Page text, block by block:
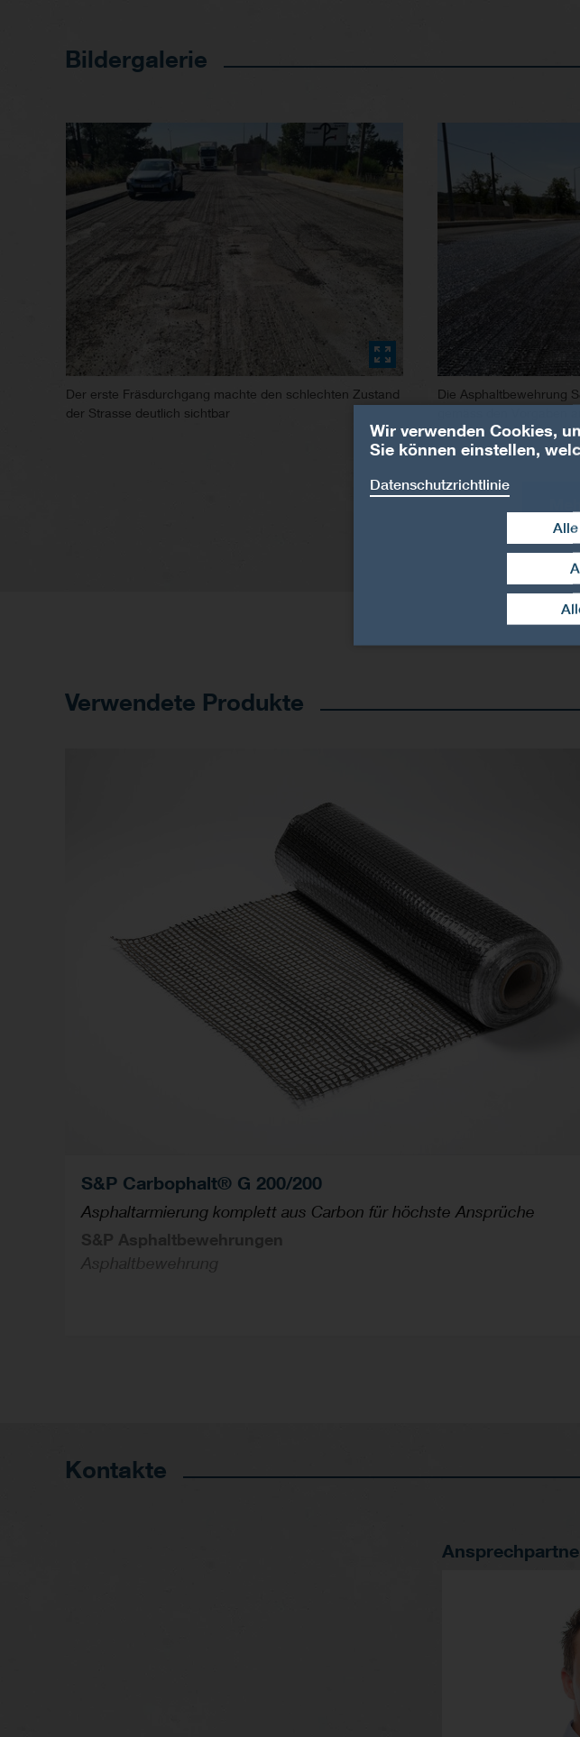
Bildergalerie
Der erste Fräsdurchgang machte den schlechten Zustand
der Strasse deutlich sichtbar
Die Asphaltbewehrung
Verwendete Produkte
S&P Carbophalt® G 200/200
Asphaltarmierung komplett aus Carbon für höchste Ansprüche
S&P Asphaltbewehrungen
Asphaltbewehrung
Kontakte
Wir verwenden Cookies,
Sie können einstellen,
Datenschutzrichtlinie